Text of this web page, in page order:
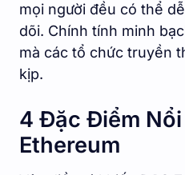
mọi người đều có thể
dõi. Chính tính minh
mà các tổ chức truyền
kịp.
4 Đặc Điểm Nổi
Ethereum